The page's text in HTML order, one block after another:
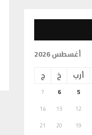
أغسطس 2026
أرب خ ج
5
6
7
12
13
14
19
20
21